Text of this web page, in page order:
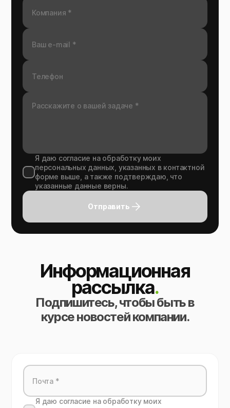
Я даю согласие на обработку моих
персональных данных, указанных в контактной
форме выше, а также подтверждаю, что
указанные данные верны.
Отправить
Информационная
рассылка.
Подпишитесь, чтобы быть в
курсе новостей компании.
Я даю согласие на обработку моих